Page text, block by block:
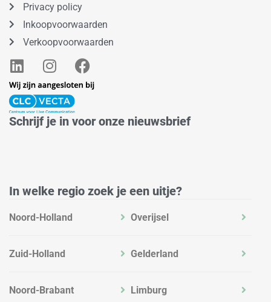
Privacy policy
Inkoopvoorwaarden
Verkoopvoorwaarden
L
i
n
k
e
I
n
s
t
a
F
a
c
b
Schrijf je in voor onze nieuwsbrief
In welke regio zoek je een uitje?
Noord-Holland
Zuid-Holland
Noord-Brabant
Overijsel
Gelderland
Limburg